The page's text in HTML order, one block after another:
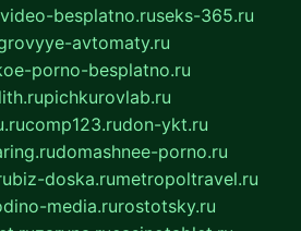
besplatno.ruseks-365.ru
avtomaty.ru
porno-besplatno.ru
pichkurovlab.ru
comp123.rudon-ykt.ru
domashnee-porno.ru
biz-doska.rumetropoltravel.ru
media.rurostotsky.ru